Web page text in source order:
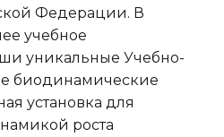
Федерации. В
учебное
уникальные Учебно-
биодинамические
установка для
роста